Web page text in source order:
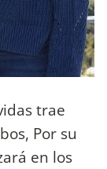
trae
Por su
en los